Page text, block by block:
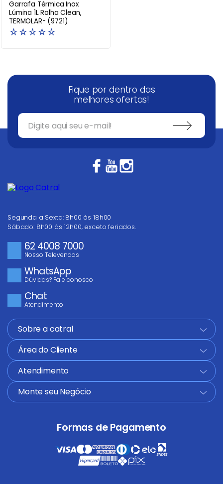
Garrafa Térmica Inox
Lúmina 1L Rolha Clean,
TERMOLAR- (9721)
☆☆☆☆☆
Fique por dentro das
melhores ofertas!
Segunda a Sexta: 8h00 às 18h00
Sábado: 8h00 às 12h00, exceto feriados.
62 4008 7000
Nosso Televendas
WhatsApp
Dúvidas? Fale conosco
Chat
Atendimento
Sobre a catral
+
Área do Cliente
+
Atendimento
+
Monte seu Negócio
+
Formas de Pagamento